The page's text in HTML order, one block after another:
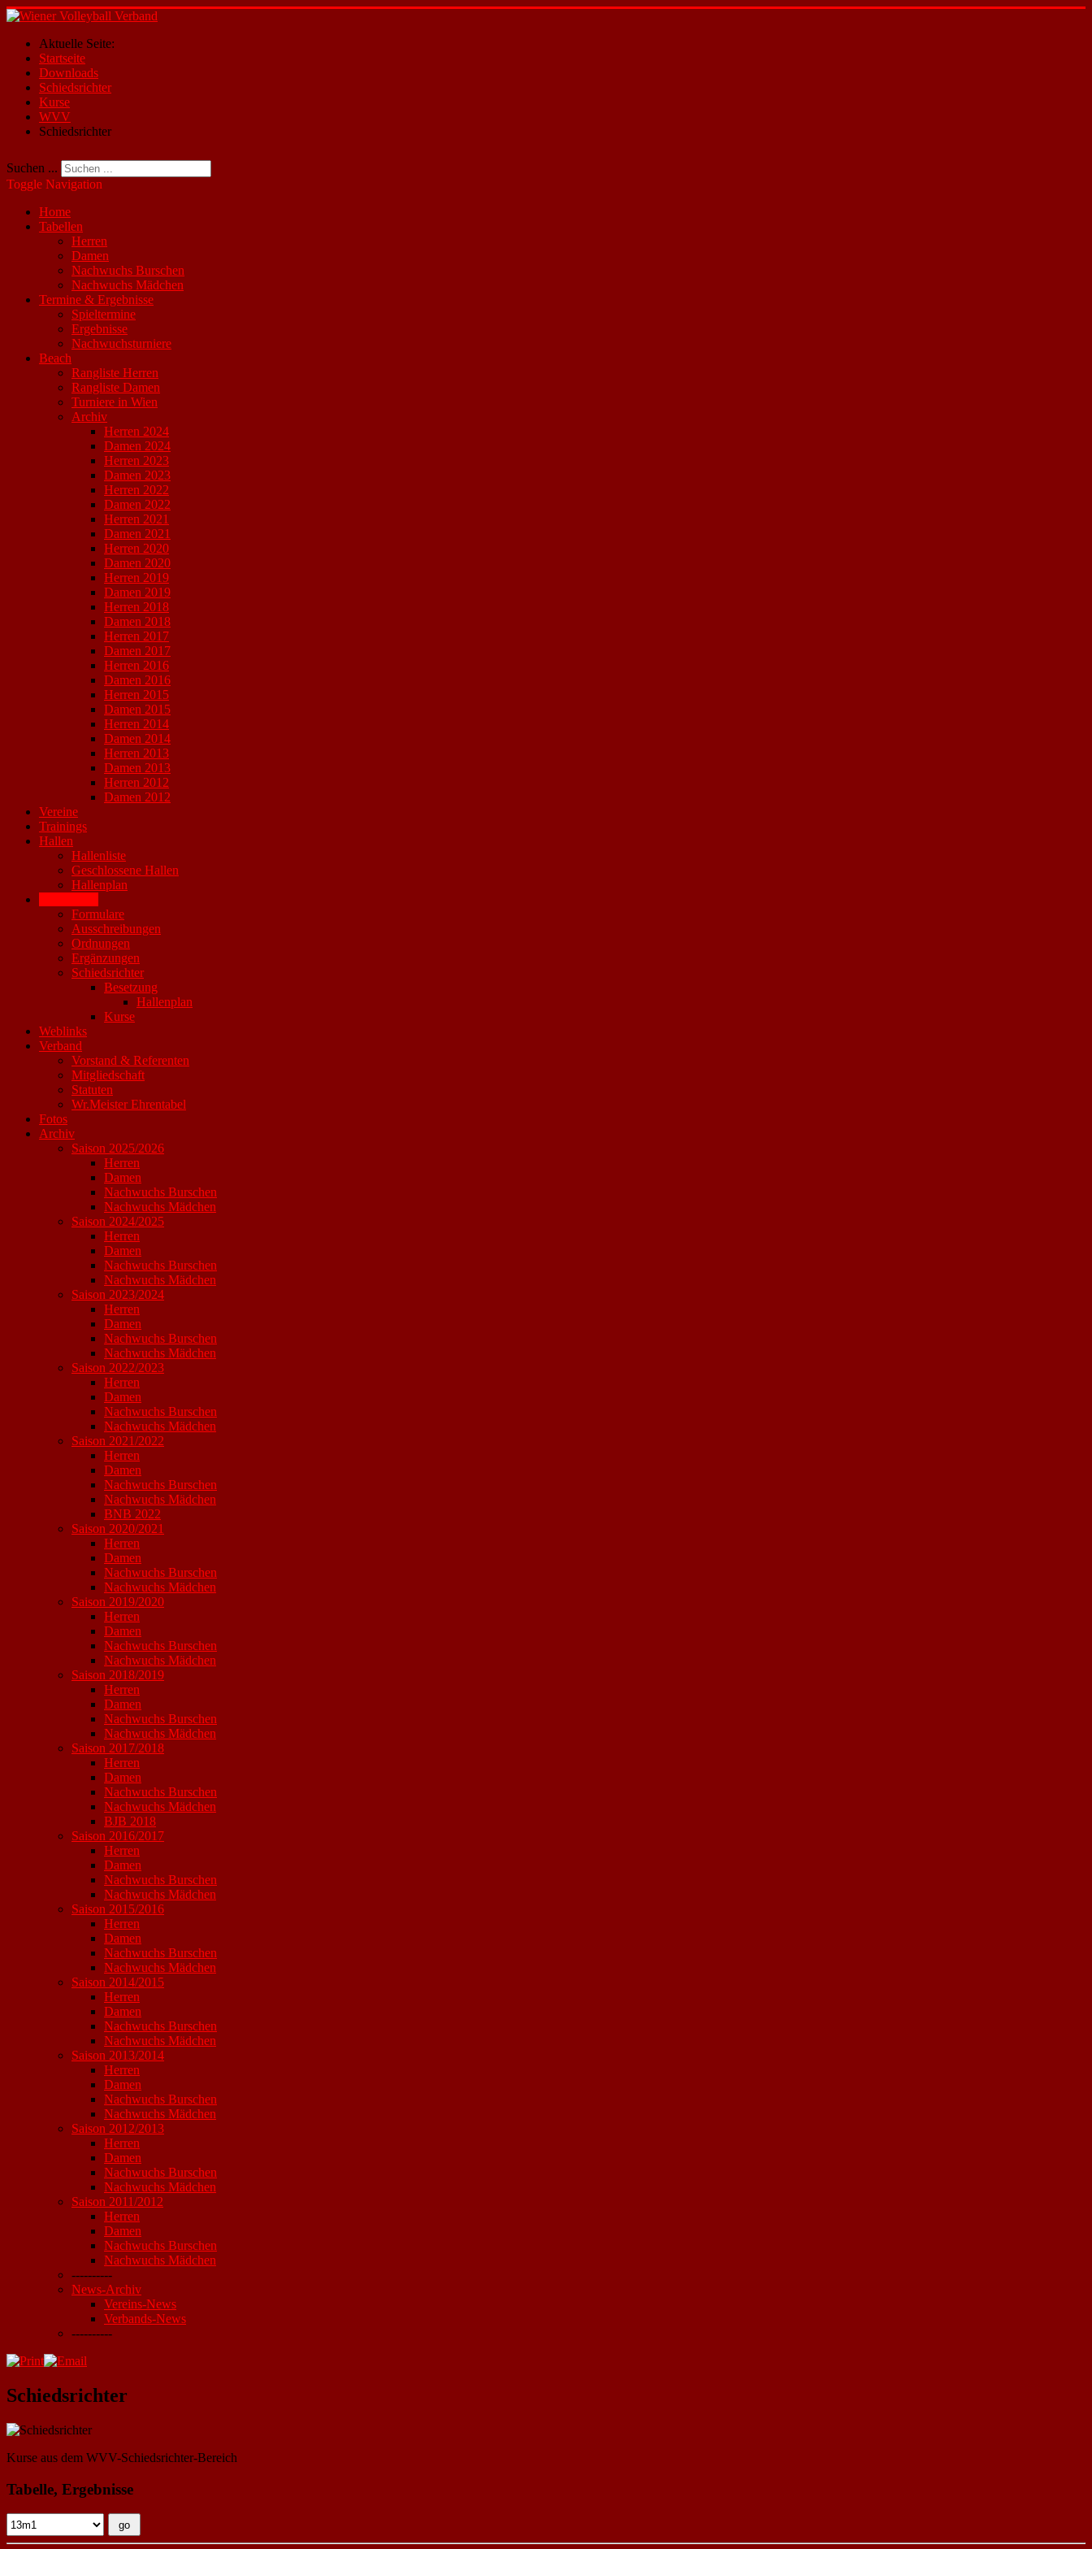
Aktuelle Seite:
Startseite
Downloads
Schiedsrichter
Kurse
WVV
Schiedsrichter
Suchen ...
Toggle Navigation
Home
Tabellen
Herren
Damen
Nachwuchs Burschen
Nachwuchs Mädchen
Termine & Ergebnisse
Spieltermine
Ergebnisse
Nachwuchsturniere
Beach
Rangliste Herren
Rangliste Damen
Turniere in Wien
Archiv
Herren 2024
Damen 2024
Herren 2023
Damen 2023
Herren 2022
Damen 2022
Herren 2021
Damen 2021
Herren 2020
Damen 2020
Herren 2019
Damen 2019
Herren 2018
Damen 2018
Herren 2017
Damen 2017
Herren 2016
Damen 2016
Herren 2015
Damen 2015
Herren 2014
Damen 2014
Herren 2013
Damen 2013
Herren 2012
Damen 2012
Vereine
Trainings
Hallen
Hallenliste
Geschlossene Hallen
Hallenplan
Formulare
Ausschreibungen
Ordnungen
Ergänzungen
Schiedsrichter
Besetzung
Hallenplan
Kurse
Weblinks
Verband
Vorstand & Referenten
Mitgliedschaft
Statuten
Wr.Meister Ehrentabel
Fotos
Archiv
Saison 2025/2026
Herren
Damen
Nachwuchs Burschen
Nachwuchs Mädchen
Saison 2024/2025
Herren
Damen
Nachwuchs Burschen
Nachwuchs Mädchen
Saison 2023/2024
Herren
Damen
Nachwuchs Burschen
Nachwuchs Mädchen
Saison 2022/2023
Herren
Damen
Nachwuchs Burschen
Nachwuchs Mädchen
Saison 2021/2022
Herren
Damen
Nachwuchs Burschen
Nachwuchs Mädchen
BNB 2022
Saison 2020/2021
Herren
Damen
Nachwuchs Burschen
Nachwuchs Mädchen
Saison 2019/2020
Herren
Damen
Nachwuchs Burschen
Nachwuchs Mädchen
Saison 2018/2019
Herren
Damen
Nachwuchs Burschen
Nachwuchs Mädchen
Saison 2017/2018
Herren
Damen
Nachwuchs Burschen
Nachwuchs Mädchen
BJB 2018
Saison 2016/2017
Herren
Damen
Nachwuchs Burschen
Nachwuchs Mädchen
Saison 2015/2016
Herren
Damen
Nachwuchs Burschen
Nachwuchs Mädchen
Saison 2014/2015
Herren
Damen
Nachwuchs Burschen
Nachwuchs Mädchen
Saison 2013/2014
Herren
Damen
Nachwuchs Burschen
Nachwuchs Mädchen
Saison 2012/2013
Herren
Damen
Nachwuchs Burschen
Nachwuchs Mädchen
Saison 2011/2012
Herren
Damen
Nachwuchs Burschen
Nachwuchs Mädchen
----------
News-Archiv
Vereins-News
Verbands-News
----------
Schiedsrichter
Kurse aus dem WVV-Schiedsrichter-Bereich
Tabelle, Ergebnisse